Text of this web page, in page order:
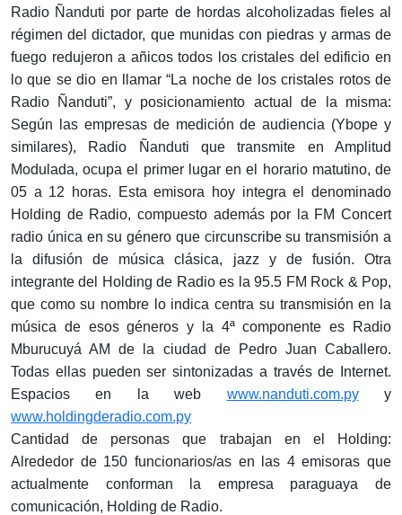
Radio Ñanduti por parte de hordas alcoholizadas fieles al
régimen del dictador, que munidas con piedras y armas de
fuego redujeron a añicos todos los cristales del edificio en
lo que se dio en llamar “La noche de los cristales rotos de
Radio Ñanduti”, y posicionamiento actual de la misma:
Según las empresas de medición de audiencia (Ybope y
similares), Radio Ñanduti que transmite en Amplitud
Modulada, ocupa el primer lugar en el horario matutino, de
05 a 12 horas. Esta emisora hoy integra el denominado
Holding de Radio, compuesto además por la FM Concert
radio única en su género que circunscribe su transmisión a
la difusión de música clásica, jazz y de fusión. Otra
integrante del Holding de Radio es la 95.5 FM Rock & Pop,
que como su nombre lo indica centra su transmisión en la
música de esos géneros y la 4ª componente es Radio
Mburucuyá AM de la ciudad de Pedro Juan Caballero.
Todas ellas pueden ser sintonizadas a través de Internet.
Espacios en la web www.nanduti.com.pyy
www.holdingderadio.com.py
Cantidad de personas que trabajan en el Holding:
Alrededor de 150 funcionarios/as en las 4 emisoras que
actualmente conforman la empresa paraguaya de
comunicación, Holding de Radio.